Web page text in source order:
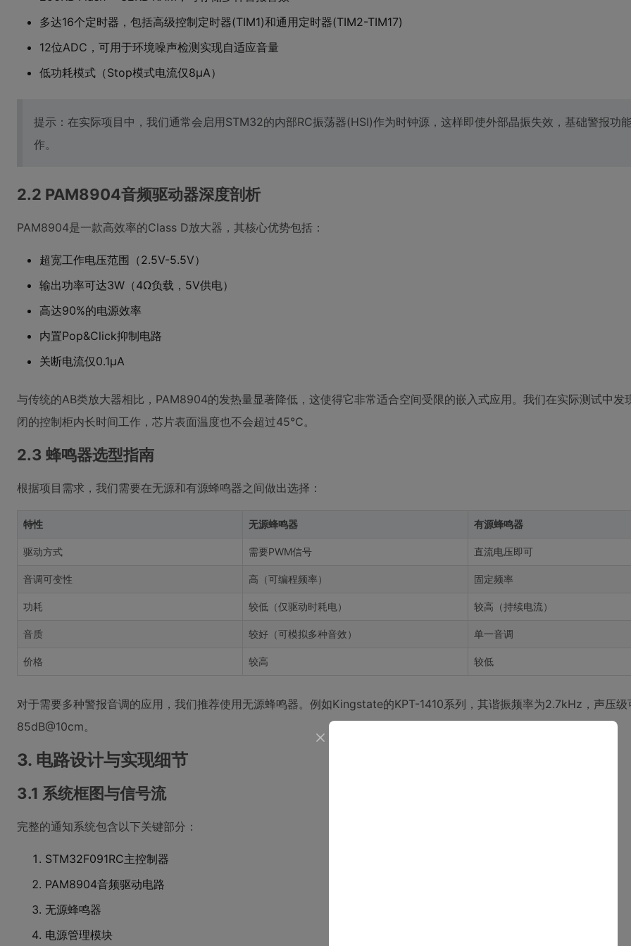
多达16个定时器，包括高级控制定时器(TIM1)和通用定时器(TIM2-TIM17)
12位ADC，可用于环境噪声检测实现自适应音量
低功耗模式（Stop模式电流仅8μA）
提示：在实际项目中，我们通常会启用STM32的内部RC振荡器(HSI)作为时钟源，这样即使外部晶振失效，基础警报功
作。
2.2 PAM8904音频驱动器深度剖析
PAM8904是一款高效率的Class D放大器，其核心优势包括：
超宽工作电压范围（2.5V-5.5V）
输出功率可达3W（4Ω负载，5V供电）
高达90%的电源效率
内置Pop&Click抑制电路
关断电流仅0.1μA
与传统的AB类放大器相比，PAM8904的发热量显著降低，这使得它非常适合空间受限的嵌入式应用。我们在实际测试中发
闭的控制柜内长时间工作，芯片表面温度也不会超过45℃。
2.3 蜂鸣器选型指南
根据项目需求，我们需要在无源和有源蜂鸣器之间做出选择：
特性 无源蜂鸣器 有源蜂鸣器
驱动方式 需要PWM信号 直流电压即可
音调可变性 高（可编程频率） 固定频率
功耗 较低（仅驱动时耗电） 较高（持续电流）
音质 较好（可模拟多种音效） 单一音调
价格 较高 较低
对于需要多种警报音调的应用，我们推荐使用无源蜂鸣器。例如Kingstate的KPT-1410系列，其谐振频率为2.7kHz，声压级
85dB@10cm。
3. 电路设计与实现细节
3.1 系统框图与信号流
完整的通知系统包含以下关键部分：
STM32F091RC主控制器
PAM8904音频驱动电路
无源蜂鸣器
电源管理模块